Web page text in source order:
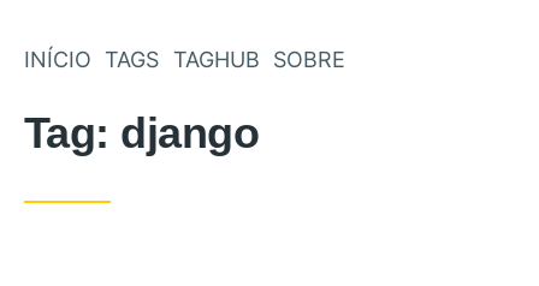
INÍCIO TAGS TAGHUB SOBRE
Tag: django